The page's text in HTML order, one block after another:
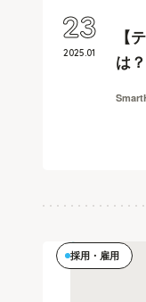
【
は
2025.01
23
採用・雇用